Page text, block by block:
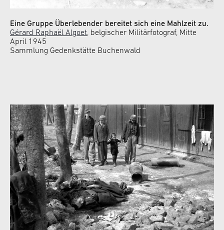
Eine Gruppe Überlebender bereitet sich eine Mahlzeit zu.
Gérard Raphaël Algoet , belgischer Militärfotograf, Mitte
April 1945
Sammlung Gedenkstätte Buchenwald